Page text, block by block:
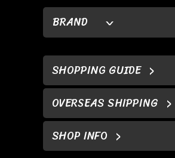
BRAND
SHOPPING GUIDE
OVERSEAS SHIPPING
SHOP INFO